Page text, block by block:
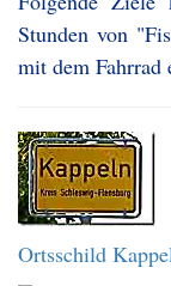
Stunden von
mit dem Fahrrad
Ortsschild